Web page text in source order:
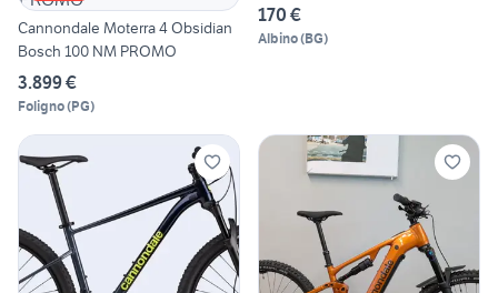
Cannondale Moterra 4 Obsidian
Bosch 100 NM PROMO
3.899 €
Foligno(PG)
170 €
Albino(BG)